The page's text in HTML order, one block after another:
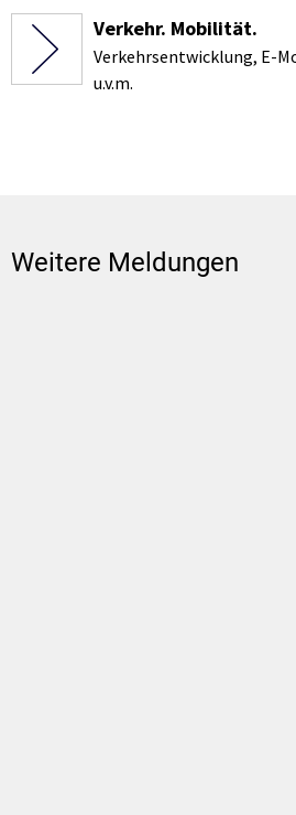
Verkehr. Mobilität.
Verkehrsentwicklung, E-
u.v.m.
Weitere Meldungen